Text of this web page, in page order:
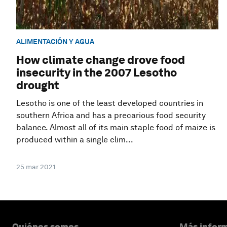
ALIMENTACIÓN Y AGUA
How climate change drove food
insecurity in the 2007 Lesotho
drought
Lesotho is one of the least developed countries in
southern Africa and has a precarious food security
balance. Almost all of its main staple food of maize is
produced within a single clim...
25 mar 2021